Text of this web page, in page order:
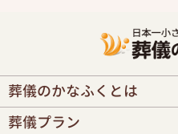
葬儀のかなふくとは
葬儀プラン